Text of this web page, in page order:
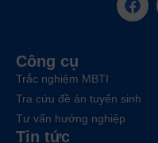
Công cụ
Trắc nghiệm MBTI
Tra cứu đề án tuyển sinh
Tư vấn hướng nghiệp
Tin tức